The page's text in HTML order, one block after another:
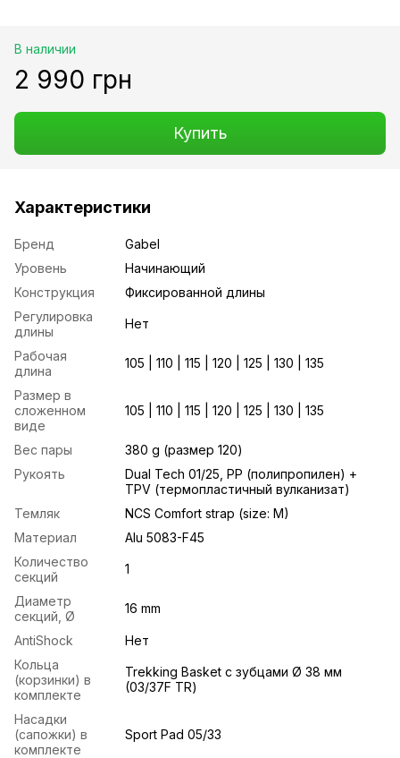
В наличии
2 990 грн
Купить
Характеристики
Бренд
Gabel
Уровень
Начинающий
Конструкция
Фиксированной длины
Регулировка
длины
Нет
Рабочая
длина
105 | 110 | 115 | 120 | 125 | 130 | 135
Размер в
сложенном
виде
105 | 110 | 115 | 120 | 125 | 130 | 135
Вес пары
380 g (размер 120)
Рукоять
Dual Tech 01/25, PP (полипропилен) +
TPV (термопластичный вулканизат)
Темляк
NCS Comfort strap (size: M)
Материал
Alu 5083-F45
Количество
секций
1
Диаметр
секций, Ø
16 mm
AntiShock
Нет
Кольца
(корзинки) в
комплекте
Trekking Basket с зубцами Ø 38 мм
(03/37F TR)
Насадки
(сапожки) в
комплекте
Sport Pad 05/33